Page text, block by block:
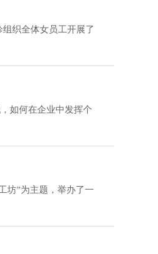
织全体女员工开展了
如何在企业中发挥个
坊”为主题，举办了一